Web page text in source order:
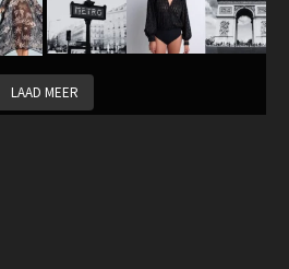
LAAD MEER